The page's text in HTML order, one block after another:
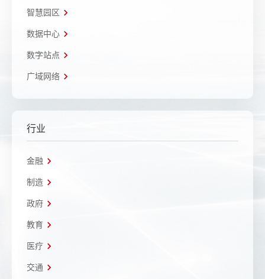
智慧园区
数据中心
数字站点
广域网络
行业
金融
制造
政府
教育
医疗
交通